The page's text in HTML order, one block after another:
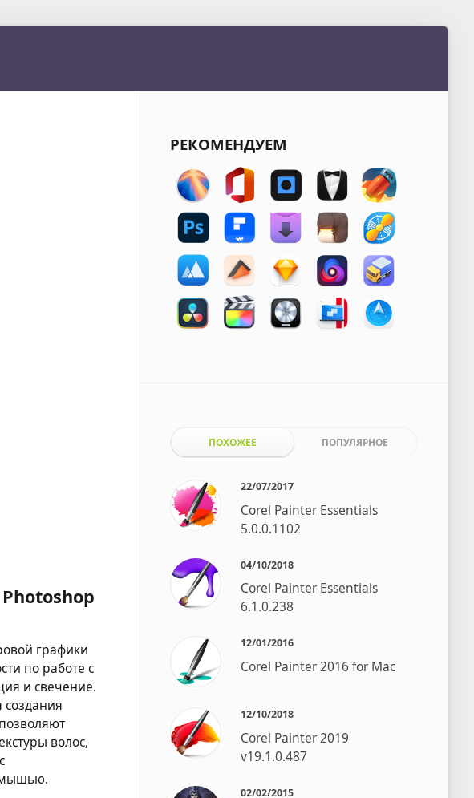
графики
по работе с
и свечение.
создания
волос,
мышью.
РЕКОМЕНДУЕМ
ПОХОЖЕЕ ПОПУЛЯРНОЕ
22/07/2017
Corel Painter Essentials
5.0.0.1102
04/10/2018
Corel Painter Essentials
6.1.0.238
12/01/2016
Corel Painter 2016 for Mac
12/10/2018
Corel Painter 2019
v19.1.0.487
02/02/2015